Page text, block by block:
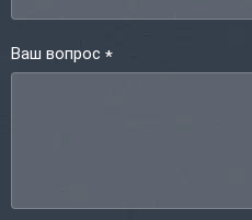
Ваш вопрос *